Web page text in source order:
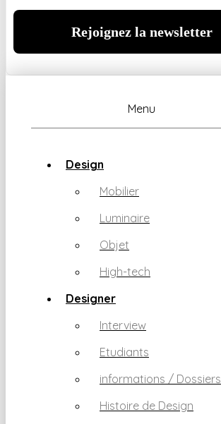
Menu
Design
Mobilier
Luminaire
Objet
High-tech
Designer
Interview
Etudiants
informations / Dossiers
Histoire de Design